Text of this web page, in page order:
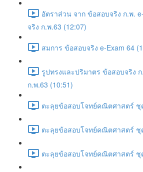
อัตราส่วน จาก ข้อสอบจริง ก.พ.
จริง ก.พ.63 (12:07)
สมการ ข้อสอบจริง e-Exam 64
รูปทรงและปริมาตร ข้อสอบจริง
ก.พ.63 (10:51)
ตะลุยข้อสอบโจทย์คณิตศาสตร์ ชุ
ตะลุยข้อสอบโจทย์คณิตศาสตร์ ชุ
ตะลุยข้อสอบโจทย์คณิตศาสตร์ ชุ